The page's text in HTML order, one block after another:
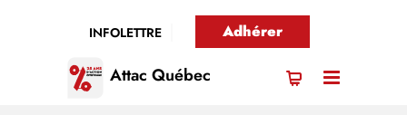
INFOLETTRE Adhérer
Attac Québec